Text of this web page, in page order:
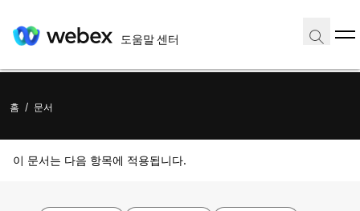
도움말 센터
홈 / 문서
이 문서는 다음 항목에 적용됩니다.